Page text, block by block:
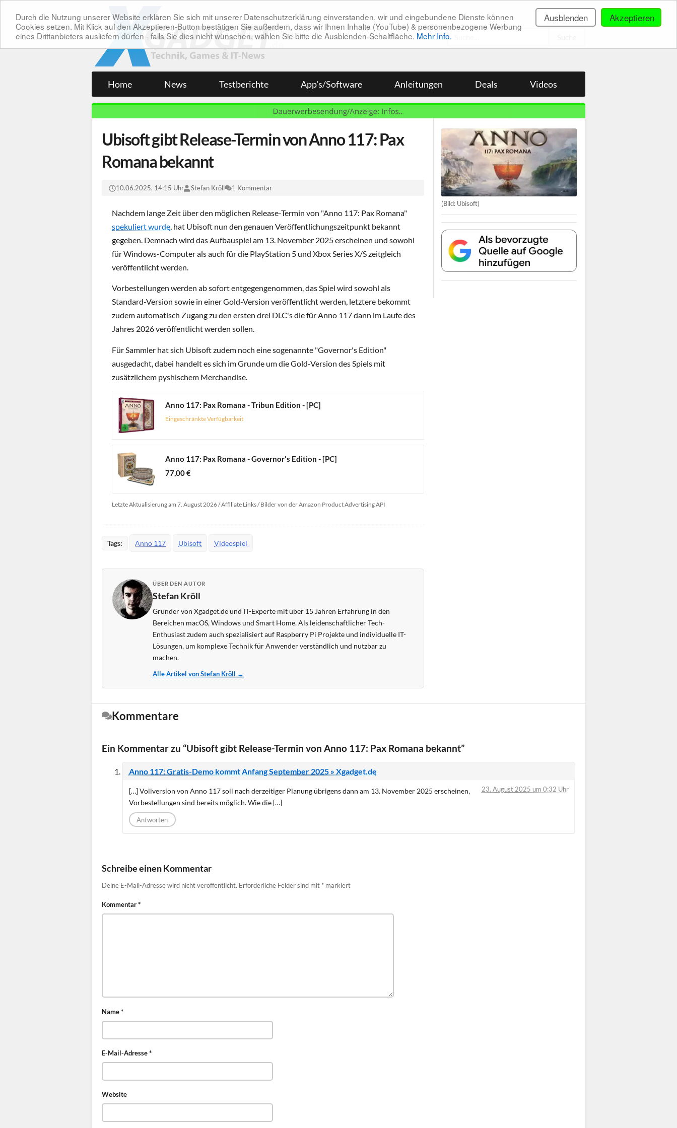
Akzeptieren
Ausblenden
Durch die Nutzung unserer Website erklären Sie sich mit unserer Datenschutzerklärung einverstanden, wir und eingebundene Dienste können
Cookies setzen. Mit Klick auf den Akzeptieren-Button bestätigen Sie außerdem, dass wir Ihnen Inhalte (YouTube) & personenbezogene Werbung
eines Drittanbieters ausliefern dürfen - falls Sie dies nicht wünschen, wählen Sie bitte die Ausblenden-Schaltfläche. Mehr Info.
Home News Testberichte App's/Software Anleitungen Deals Videos
Ubisoft gibt Release-Termin von Anno 117: Pax
Romana bekannt
10.06.2025, 14:15 Uhr Stefan Kröll 1 Kommentar
Nachdem lange Zeit über den möglichen Release-Termin von "Anno 117: Pax Romana"
spekuliert wurde, hat Ubisoft nun den genauen Veröffentlichungszeitpunkt bekannt
gegeben. Demnach wird das Aufbauspiel am 13. November 2025 erscheinen und sowohl
für Windows-Computer als auch für die PlayStation 5 und Xbox Series X/S zeitgleich
veröffentlicht werden.
Vorbestellungen werden ab sofort entgegengenommen, das Spiel wird sowohl als
Standard-Version sowie in einer Gold-Version veröffentlicht werden, letztere bekommt
zudem automatisch Zugang zu den ersten drei DLC's die für Anno 117 dann im Laufe des
Jahres 2026 veröffentlicht werden sollen.
Für Sammler hat sich Ubisoft zudem noch eine sogenannte "Governor's Edition"
ausgedacht, dabei handelt es sich im Grunde um die Gold-Version des Spiels mit
zusätzlichem pyshischem Merchandise.
Anno 117: Pax Romana - Tribun Edition - [PC]
Eingeschränkte Verfügbarkeit
Anno 117: Pax Romana - Governor's Edition - [PC]
77,00 €
Letzte Aktualisierung am 7. August 2026 / Affiliate Links / Bilder von der Amazon Product Advertising API
Tags: Anno 117 Ubisoft Videospiel
ÜBER DEN AUTOR
Stefan Kröll
Gründer von Xgadget.de und IT-Experte mit über 15 Jahren Erfahrung in den
Bereichen macOS, Windows und Smart Home. Als leidenschaftlicher Tech-
Enthusiast zudem auch spezialisiert auf Raspberry Pi Projekte und individuelle IT-
Lösungen, um komplexe Technik für Anwender verständlich und nutzbar zu
machen.
Alle Artikel von Stefan Kröll →
(Bild: Ubisoft)
Kommentare
Ein Kommentar zu “Ubisoft gibt Release-Termin von Anno 117: Pax Romana bekannt”
Anno 117: Gratis-Demo kommt Anfang September 2025 » Xgadget.de
23. August 2025 um 0:32 Uhr
[…] Vollversion von Anno 117 soll nach derzeitiger Planung übrigens dann am 13. November 2025 erscheinen,
Vorbestellungen sind bereits möglich. Wie die […]
Antworten
Schreibe einen Kommentar
Deine E-Mail-Adresse wird nicht veröffentlicht. Erforderliche Felder sind mit * markiert
Kommentar*
Name*
E-Mail-Adresse*
Website